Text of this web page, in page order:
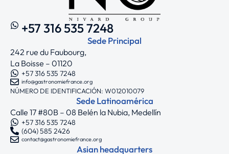
+57 316 535 7248
Sede Principal
242 rue du Faubourg,
La Boisse – 01120
+57 316 535 7248
info@gastronomiefrance.org
NÚMERO DE IDENTIFICACIÓN: W012010079
Sede Latinoamérica
Calle 17 #80B – 08 Belén la Nubia, Medellín
+57 316 535 7248
(604) 585 2426
contact@gastronomiefrance.org
Asian headquarters